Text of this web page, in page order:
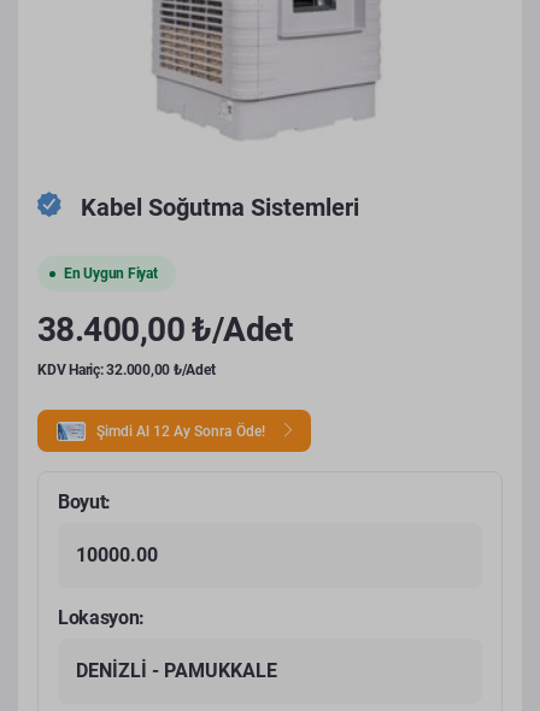
Kabel Soğutma Sistemleri
En Uygun Fiyat
38.400,00 ₺/Adet
KDV Hariç: 32.000,00 ₺/Adet
Şimdi Al 12 Ay Sonra Öde!
Boyut:
10000.00
Lokasyon:
DENİZLİ - PAMUKKALE